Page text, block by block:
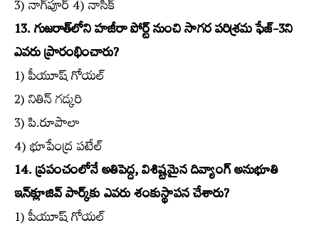
3) నాగ్‌పూర్‌ 4) నాసిక్‌
13. గుజరాత్‌లోని హజీరా పోర్ట్‌ నుంచి సాగర పరిశ్రమ ఫేజ్‌-3ని
ఎవరు ప్రారంభించారు?
1) పీయూష్‌ గోయల్‌
2) నితిన్‌ గడ్కరి
3) పి.రూపాలా
4) భూపేంద్ర పటేల్‌
14. ప్రపంచంలోనే అతిపెద్ద, విశిష్టమైన దివ్యాంగ్‌ అనుభూతి
ఇన్‌క్లూజివ్‌ పార్క్‌కు ఎవరు శంకుస్థాపన చేశారు?
1) పీయూష్‌ గోయల్‌